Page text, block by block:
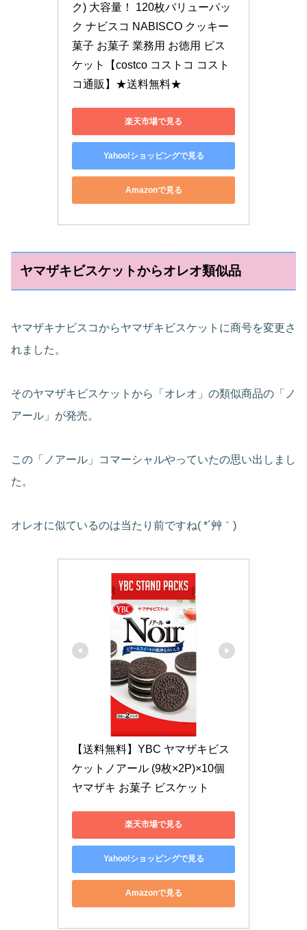
ク) 大容量！ 120枚バリューパッ
ク ナビスコ NABISCO クッキー
菓子 お菓子 業務用 お徳用 ビス
ケット【costco コストコ コスト
コ通販】★送料無料★
楽天市場で見る
Yahoo!ショッピングで見る
Amazonで見る
ヤマザキビスケットからオレオ類似品
ヤマザキナビスコからヤマザキビスケットに商号を変更さ
れました。
そのヤマザキビスケットから「オレオ」の類似商品の「ノ
アール」が発売。
この「ノアール」コマーシャルやっていたの思い出しまし
た。
オレオに似ているのは当たり前ですね( *´艸｀)
【送料無料】YBC ヤマザキビス
ケットノアール (9枚×2P)×10個
ヤマザキ お菓子 ビスケット
楽天市場で見る
Yahoo!ショッピングで見る
Amazonで見る